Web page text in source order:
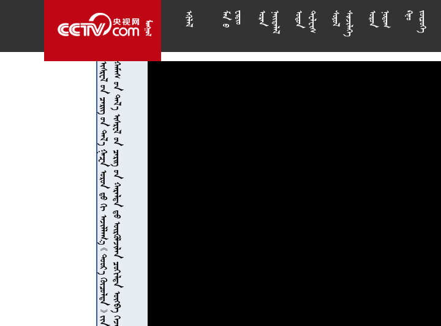
   









  







  











  






  







 










































































































































